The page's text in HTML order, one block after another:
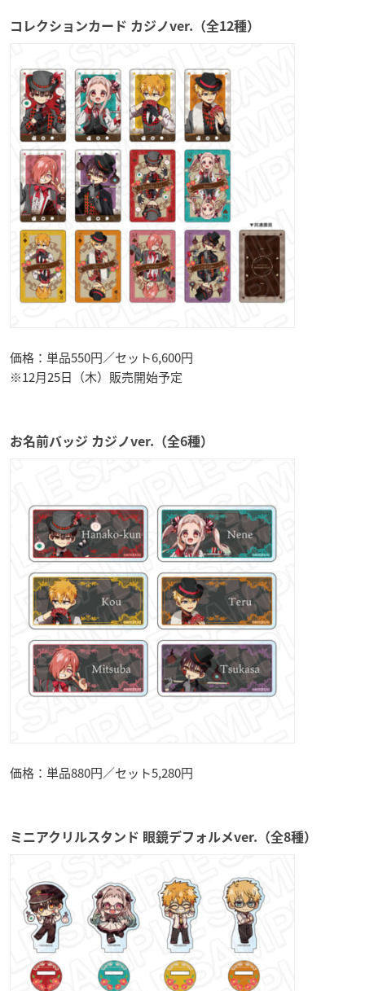
コレクションカード カジノver.（全12種）
価格：単品550円／セット6,600円
※12月25日（木）販売開始予定
お名前バッジ カジノver.（全6種）
価格：単品880円／セット5,280円
ミニアクリルスタンド 眼鏡デフォルメver.（全8種）